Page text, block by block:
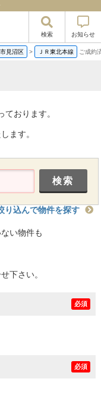
検索 お知らせ
見沼区 > ＪＲ東北本線 ご成約
おります。
ます。
り込んで物件を探す
い物件も
下さい。
必須
必須